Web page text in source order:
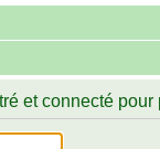
et connecté